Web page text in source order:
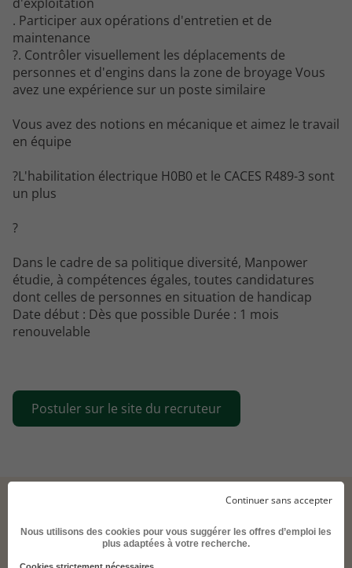
. Participer aux opérations d'entretien et de
maintenance
?. Contrôler visuellement les déplacements de
personnes et d'engins dans la zone de broyage Vous
avez une expérience sur un poste similaire
Vous avez des notions en mécanique et aimez le travail
en équipe
?L'habilitation électrique H0B0 et le CACES R489-3 sont
un plus
?
Dans le cadre de sa politique diversité, Manpower
étudie, à compétences égales, toutes candidatures
dont celles de personnes en situation de handicap
Date début : Dès que possible Durée : 1 mois
renouvelable
Postuler sur le site du recruteur
Ces offres pourraient aussi vous correspondre.
Continuer sans accepter
Nous utilisons des cookies pour vous suggérer les offres d’emploi les
plus adaptées à votre recherche.